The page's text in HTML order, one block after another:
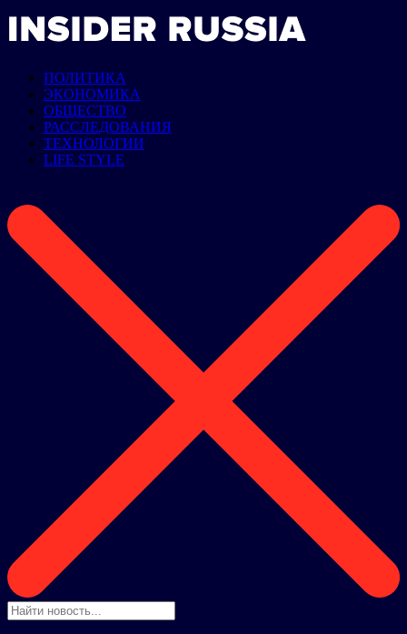
ПОЛИТИКА
ЭКОНОМИКА
ОБЩЕСТВО
РАССЛЕДОВАНИЯ
ТЕХНОЛОГИИ
LIFE STYLE